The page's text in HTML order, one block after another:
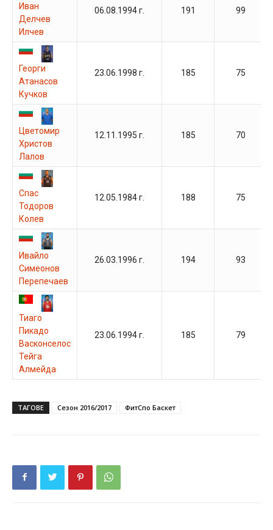
Иван
Делчев
Илчев
06.08.1994 г. 191 99
Георги
Атанасов
Кучков
23.06.1998 г. 185 75
Цветомир
Христов
Лалов
12.11.1995 г. 185 70
Спас
Тодоров
Колев
12.05.1984 г. 188 75
Ивайло
Симеонов
Перепечаев
26.03.1996 г. 194 93
Тиаго
Пикадо
Васконселос
Тейга
Алмейда
23.06.1994 г. 185 79
ТАГОВЕ Сезон 2016/2017 ФитСпо Баскет